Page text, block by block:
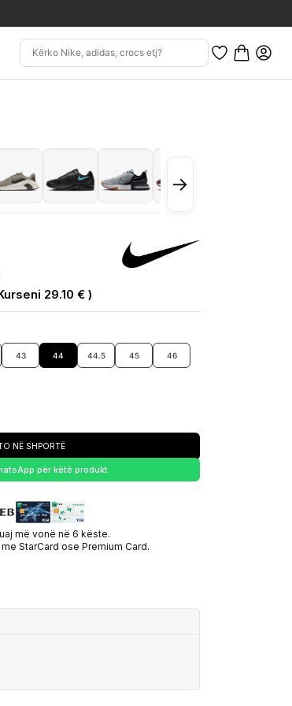
→
29.10 € )
43 44 44.5 45 46
NË SHPORTË
për këtë produkt
më vonë në 6 këste.
me StarCard ose Premium Card.